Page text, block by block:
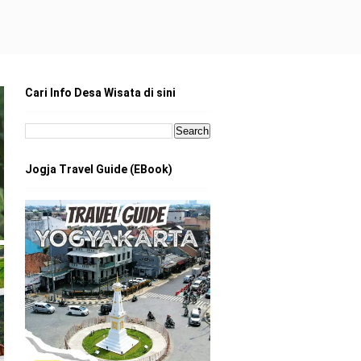
Cari Info Desa Wisata di sini
Jogja Travel Guide (EBook)